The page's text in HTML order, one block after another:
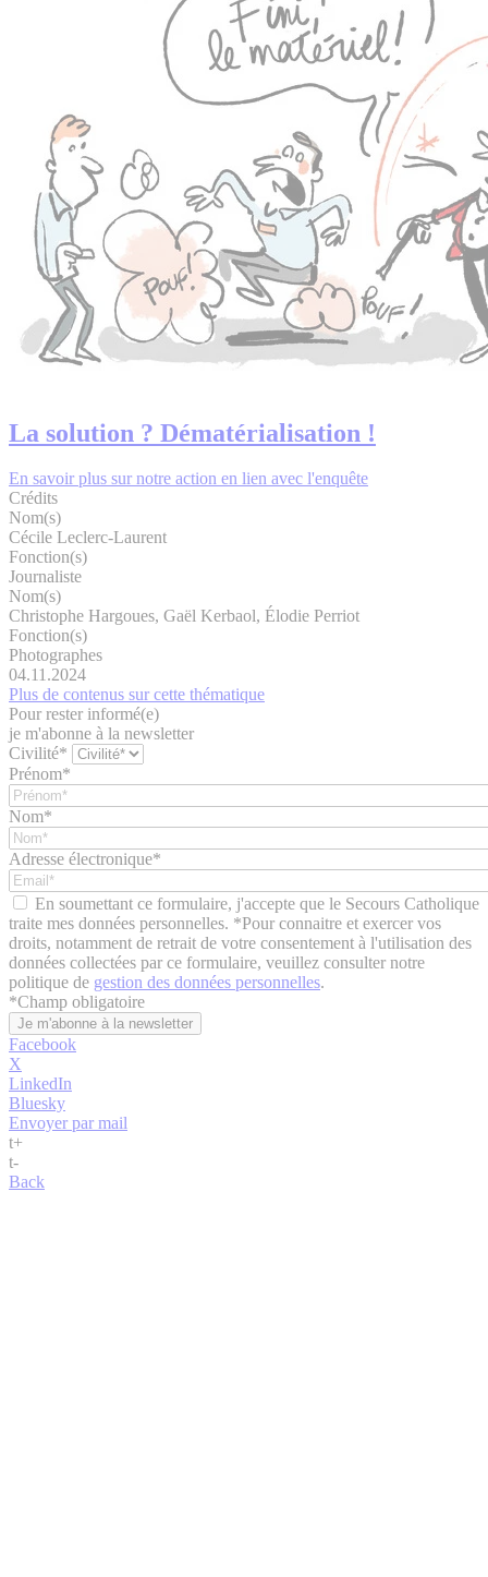
La solution ? Dématérialisation !
En savoir plus sur notre action en lien avec l'enquête
Crédits
Nom(s)
Cécile Leclerc-Laurent
Fonction(s)
Journaliste
Nom(s)
Christophe Hargoues, Gaël Kerbaol, Élodie Perriot
Fonction(s)
Photographes
04.11.2024
Plus de contenus sur cette thématique
Pour rester informé(e)
je m'abonne à la newsletter
Civilité*
Prénom*
Nom*
Adresse électronique*
En soumettant ce formulaire, j'accepte que le Secours Catholique
traite mes données personnelles. *Pour connaitre et exercer vos
droits, notamment de retrait de votre consentement à l'utilisation des
données collectées par ce formulaire, veuillez consulter notre
politique de gestion des données personnelles.
*Champ obligatoire
Facebook
X
LinkedIn
Bluesky
Envoyer par mail
t+
t-
Back